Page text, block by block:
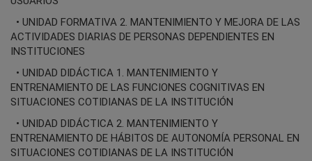
• UNIDAD FORMATIVA 2. MANTENIMIENTO Y MEJORA DE LAS
ACTIVIDADES DIARIAS DE PERSONAS DEPENDIENTES EN
INSTITUCIONES
• UNIDAD DIDÁCTICA 1. MANTENIMIENTO Y
ENTRENAMIENTO DE LAS FUNCIONES COGNITIVAS EN
SITUACIONES COTIDIANAS DE LA INSTITUCIÓN
• UNIDAD DIDÁCTICA 2. MANTENIMIENTO Y
ENTRENAMIENTO DE HÁBITOS DE AUTONOMÍA PERSONAL EN
SITUACIONES COTIDIANAS DE LA INSTITUCIÓN